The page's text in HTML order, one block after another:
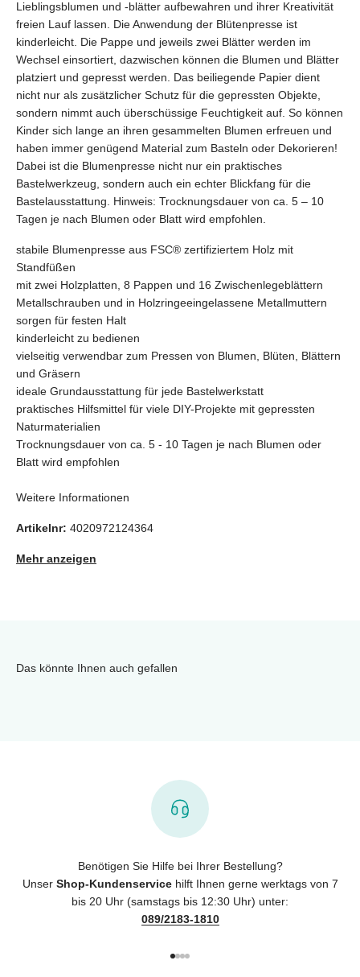
Lieblingsblumen und -blätter aufbewahren und ihrer Kreativität
freien Lauf lassen. Die Anwendung der Blütenpresse ist
kinderleicht. Die Pappe und jeweils zwei Blätter werden im
Wechsel einsortiert, dazwischen können die Blumen und Blätter
platziert und gepresst werden. Das beiliegende Papier dient
nicht nur als zusätzlicher Schutz für die gepressten Objekte,
sondern nimmt auch überschüssige Feuchtigkeit auf. So können
Kinder sich lange an ihren gesammelten Blumen erfreuen und
haben immer genügend Material zum Basteln oder Dekorieren!
Dabei ist die Blumenpresse nicht nur ein praktisches
Bastelwerkzeug, sondern auch ein echter Blickfang für die
Bastelausstattung. Hinweis: Trocknungsdauer von ca. 5 – 10
Tagen je nach Blumen oder Blatt wird empfohlen.
stabile Blumenpresse aus FSC® zertifiziertem Holz mit
Standfüßen
mit zwei Holzplatten, 8 Pappen und 16 Zwischenlegeblättern
Metallschrauben und in Holzringeeingelassene Metallmuttern
sorgen für festen Halt
kinderleicht zu bedienen
vielseitig verwendbar zum Pressen von Blumen, Blüten, Blättern
und Gräsern
ideale Grundausstattung für jede Bastelwerkstatt
praktisches Hilfsmittel für viele DIY-Projekte mit gepressten
Naturmaterialien
Trocknungsdauer von ca. 5 - 10 Tagen je nach Blumen oder
Blatt wird empfohlen
Weitere Informationen
Artikelnr: 4020972124364
Mehr anzeigen
Das könnte Ihnen auch gefallen
Benötigen Sie Hilfe bei Ihrer Bestellung?
Unser Shop-Kundenservicehilft Ihnen gerne werktags von 7
bis 20 Uhr (samstags bis 12:30 Uhr) unter:
089/2183-1810